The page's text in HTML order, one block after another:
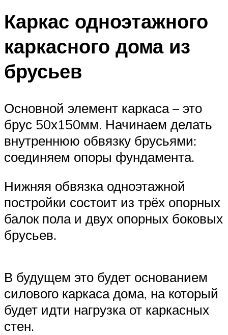
Каркас одноэтажного
каркасного дома из
брусьев
Основной элемент каркаса – это
брус 50х150мм. Начинаем делать
внутреннюю обвязку брусьями:
соединяем опоры фундамента.
Нижняя обвязка одноэтажной
постройки состоит из трёх опорных
балок пола и двух опорных боковых
брусьев.
В будущем это будет основанием
силового каркаса дома, на который
будет идти нагрузка от каркасных
стен.